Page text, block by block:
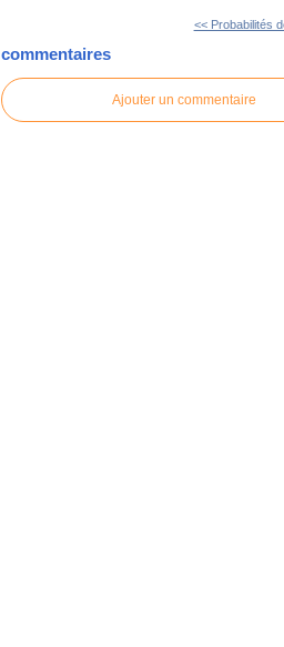
<< Probabilités
commentaires
Ajouter un commentaire